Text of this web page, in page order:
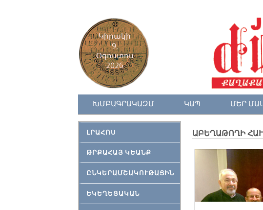
Կիրակի
9,
Օգոստոս
2026
ԽՄԲԱԳՐԱԿԱԶՄ ԿԱՊ ՄԵՐ
ԼՐԱՀՈՍ
ԹՐՔԱՀԱՅ ԿԵԱՆՔ
ԸՆԿԵՐԱՄՇԱԿՈՒԹԱՅԻՆ
ԵԿԵՂԵՑԱԿԱՆ
ԱԲԵՂԱԹՈՂԻ